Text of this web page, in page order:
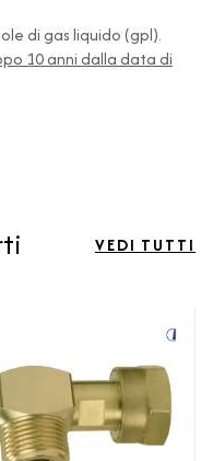
di gas liquido (gpl).
10 anni dalla data di
VEDI TUTTI